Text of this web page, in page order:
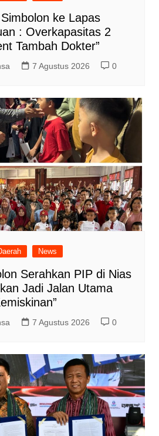
ke Lapas
: Overkapasitas 2
Tambah Dokter”
7 Agustus 2026 0
News
Serahkan PIP di Nias
Jadi Jalan Utama
7 Agustus 2026 0